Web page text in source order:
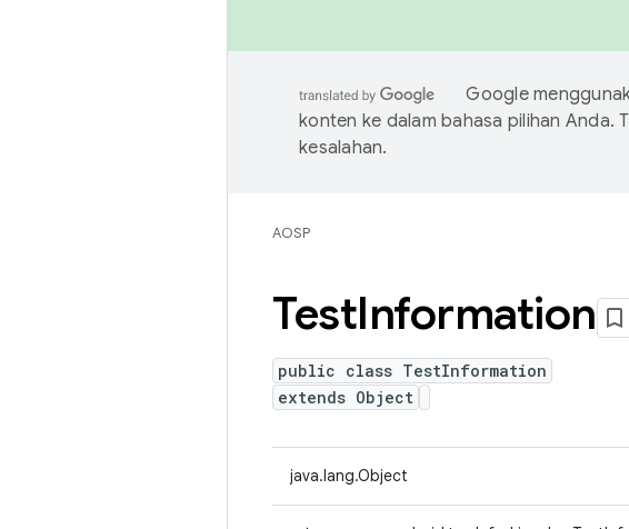
Google
konten ke dalam bahasa pilihan Anda.
kesalahan.
AOSP
TestInformation
public class TestInformation
extends Object
java.lang.Object